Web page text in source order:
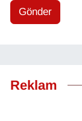
Gönder
Reklam